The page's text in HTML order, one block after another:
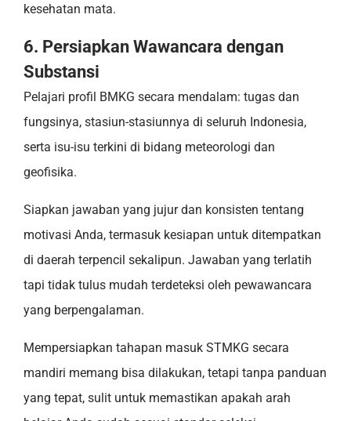
kesehatan mata.
6. Persiapkan Wawancara dengan
Substansi
Pelajari profil BMKG secara mendalam: tugas dan
fungsinya, stasiun-stasiunnya di seluruh Indonesia,
serta isu-isu terkini di bidang meteorologi dan
geofisika.
Siapkan jawaban yang jujur dan konsisten tentang
motivasi Anda, termasuk kesiapan untuk ditempatkan
di daerah terpencil sekalipun. Jawaban yang terlatih
tapi tidak tulus mudah terdeteksi oleh pewawancara
yang berpengalaman.
Mempersiapkan tahapan masuk STMKG secara
mandiri memang bisa dilakukan, tetapi tanpa panduan
yang tepat, sulit untuk memastikan apakah arah